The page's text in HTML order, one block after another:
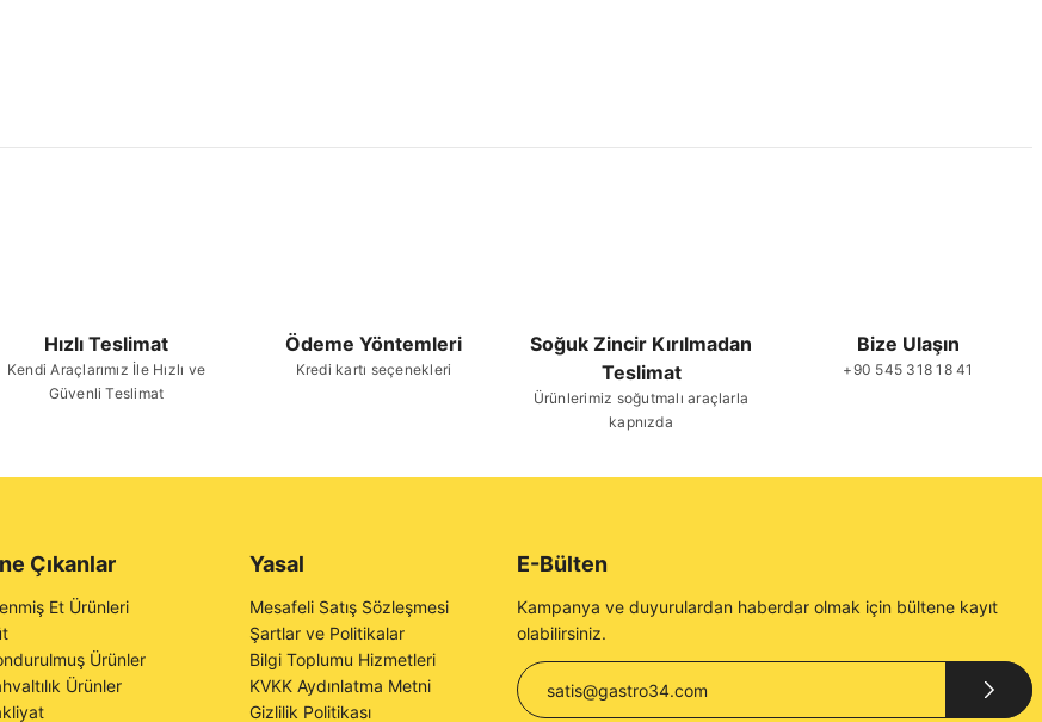
Hızlı Teslimat
Kendi Araçlarımız İle Hızlı ve
Güvenli Teslimat
Ödeme Yöntemleri
Kredi kartı seçenekleri
Soğuk Zincir Kırılmadan
Teslimat
Ürünlerimiz soğutmalı araçlarla
kapnızda
Bize Ulaşın
+90 545 318 18 41
Çıkanlar
Et Ürünleri
Ürünler
Ürünler
Yasal
Mesafeli Satış Sözleşmesi
Şartlar ve Politikalar
Bilgi Toplumu Hizmetleri
KVKK Aydınlatma Metni
Gizlilik Politikası
E-Bülten
Kampanya ve duyurulardan haberdar olmak için bültene kayıt
olabilirsiniz.